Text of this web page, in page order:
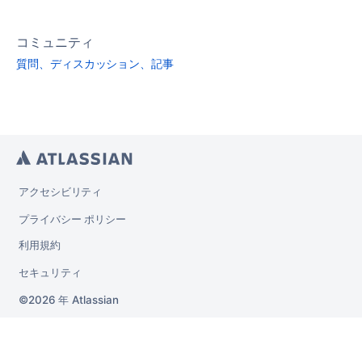
コミュニティ
質問、ディスカッション、記事
アクセシビリティ
プライバシー ポリシー
利用規約
セキュリティ
2026 年 Atlassian